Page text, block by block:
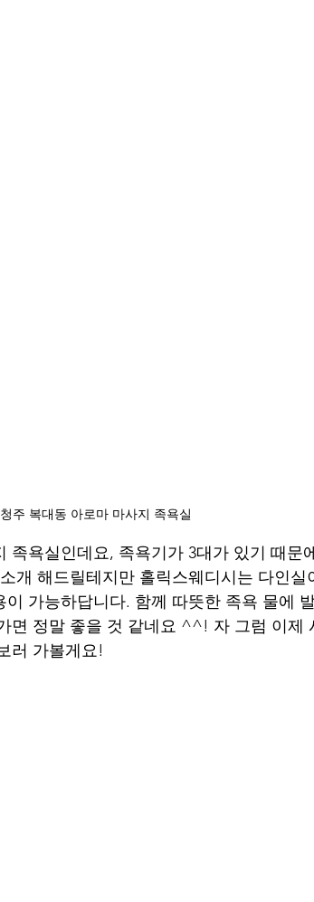
청주 복대동 아로마 마사지 족욕실
족욕실인데요, 족욕기가 3대가 있기 때문
개 해드릴테지만 홀릭스웨디시는 다인실
가능하답니다. 함께 따뜻한 족욕 물에
면 정말 좋을 것 같네요 ^^! 자 그럼 이제
러 가볼게요!